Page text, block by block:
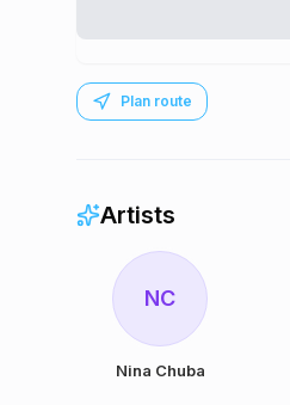
Plan route
Artists
NC
Nina Chuba